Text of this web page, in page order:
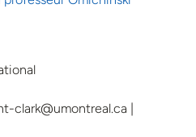
clark@umontreal.ca |